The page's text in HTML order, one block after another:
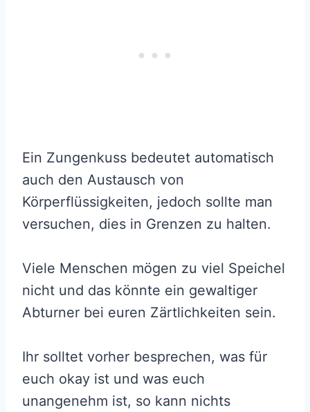
Ein Zungenkuss bedeutet automatisch
auch den Austausch von
Körperflüssigkeiten, jedoch sollte man
versuchen, dies in Grenzen zu halten.
Viele Menschen mögen zu viel Speichel
nicht und das könnte ein gewaltiger
Abturner bei euren Zärtlichkeiten sein.
Ihr solltet vorher besprechen, was für
euch okay ist und was euch
unangenehm ist, so kann nichts